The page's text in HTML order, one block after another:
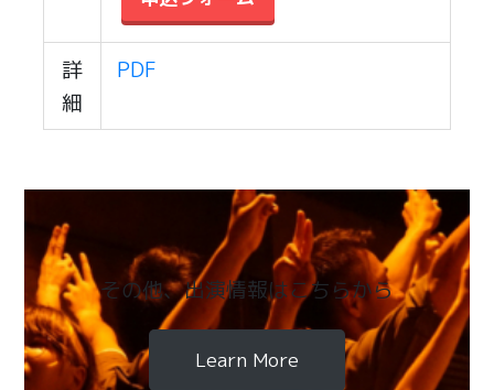
詳
細
PDF
その他、出演情報はこちらから
Learn More